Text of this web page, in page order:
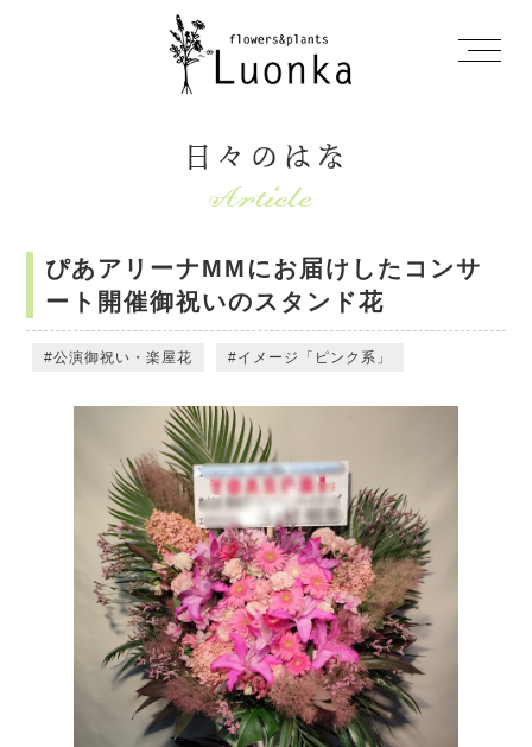
日々のはな
ぴあアリーナMMにお届けしたコンサ
ート開催御祝いのスタンド花
公演御祝い・楽屋花 イメージ「ピンク系」